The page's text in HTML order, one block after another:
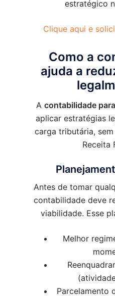
estratégico
Clique aqui e
Como a
ajuda a
A contabilidade
aplicar estratégias
carga tributária,
Receita
Antes de tomar
contabilidade deve
viabilidade. Esse
Melhor
Parcelamento